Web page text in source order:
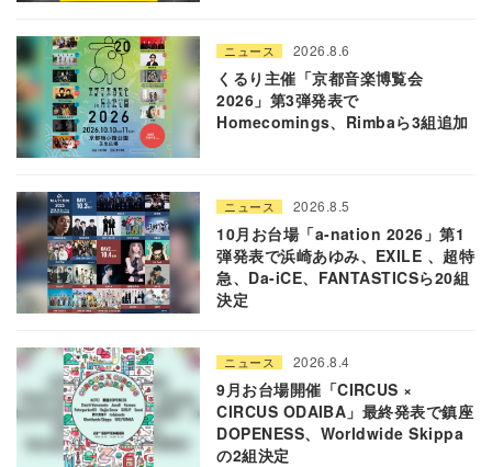
ニュース 2026.8.6
くるり主催「京都音楽博覧会
2026」第3弾発表で
Homecomings、Rimbaら3組追加
ニュース 2026.8.5
10月お台場「a-nation 2026」第1
弾発表で浜崎あゆみ、EXILE 、超特
急、Da-iCE、FANTASTICSら20組
決定
ニュース 2026.8.4
9月お台場開催「CIRCUS ×
CIRCUS ODAIBA」最終発表で鎮座
DOPENESS、Worldwide Skippa
の2組決定